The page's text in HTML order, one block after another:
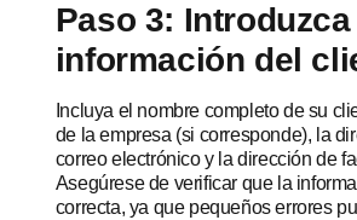
Paso 3:
información del
Incluya el nombre completo de su
de la empresa (si corresponde), la
correo electrónico y la dirección de
Asegúrese de verificar que la
correcta, ya que pequeños errores